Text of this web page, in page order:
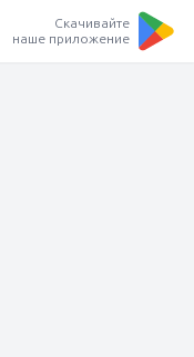
Скачивайте
наше приложение